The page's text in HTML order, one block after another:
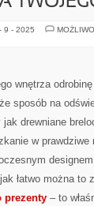
9 - 2025
wnętrza
sposób na
drewniane
w
łatwo można to
prezenty – to